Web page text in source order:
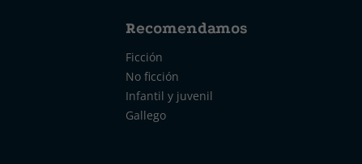
Recomendamos
Ficción
No ficción
Infantil y juvenil
Gallego